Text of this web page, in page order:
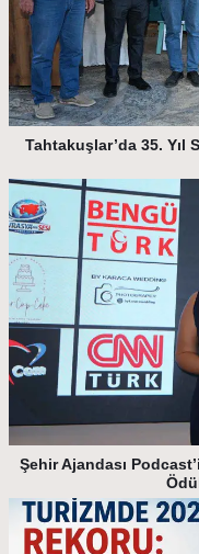
Tahtakuşlar’da 35. Yıl
Şehir Ajandası